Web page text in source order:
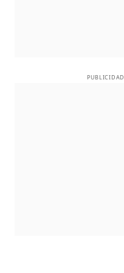
PUBLICIDAD